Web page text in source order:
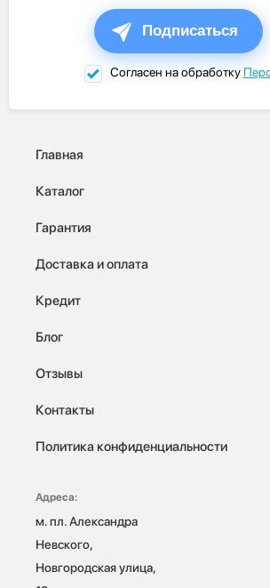
Подписаться
Согласен на обработку
Главная
Каталог
Гарантия
Доставка и оплата
Кредит
Блог
Отзывы
Контакты
Политика конфиденциальности
Адреса:
м. пл. Александра
Невского,
Новгородская улица,